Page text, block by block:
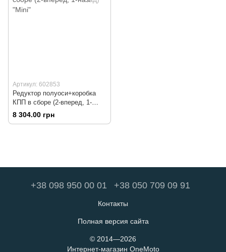
Артикул: 602853
Редуктор полуоси+коробка
КПП в сборе (2-вперед, 1-
назад) "Mini"
8 304.00 грн
+38 098 950 00 01 +38 050 709 09 91
Контакты
Полная версия сайта
© 2014—2026
Интернет-магазин OneMoto